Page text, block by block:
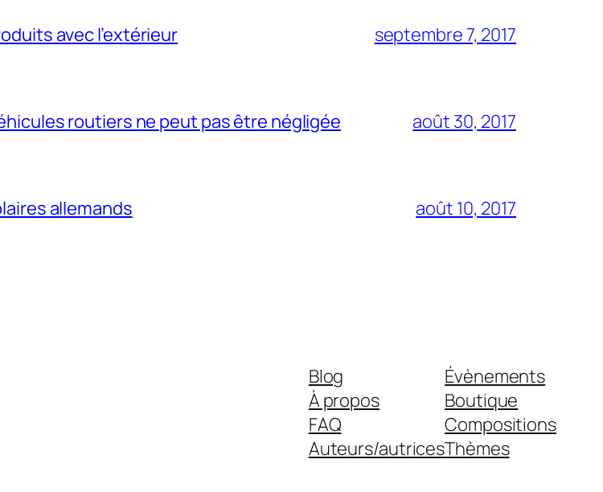
avec l’extérieur septembre 7, 2017
routiers ne peut pas être négligée août 30, 2017
allemands août 10, 2017
Blog
À propos
FAQ
Auteurs/autrices
Évènements
Boutique
Compositions
Thèmes